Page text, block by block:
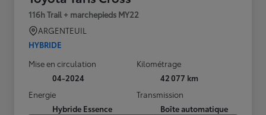
116h Trail + marchepieds MY22
ARGENTEUIL
HYBRIDE
Mise en circulation
04-2024
Kilométrage
42 077 km
Energie
Hybride Essence
Transmission
Boîte automatique